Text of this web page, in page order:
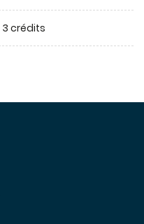
3 crédits